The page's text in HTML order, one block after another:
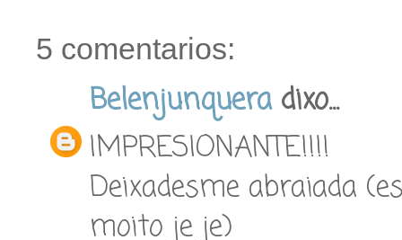
5 comentarios:
Belenjunqueradixo...
IMPRESIONANTE!!!!
Deixadesme abraiada
moito je je)